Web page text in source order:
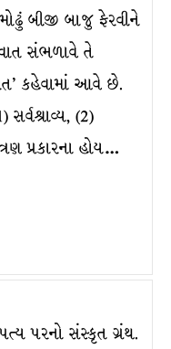
બીજી બાજુ ફેરવીને
સંભળાવે તે
કહેવામાં આવે છે.
(2)
પ્રકારના હોય…
પરનો સંસ્કૃત ગ્રંથ.